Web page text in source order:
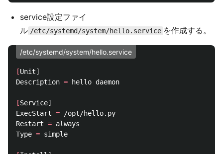
service設定ファイ
ル /etc/systemd/system/hello.service を作成する。
/etc/systemd/system/hello.service
[Unit]
Description = hello daemon
[Service]
ExecStart = /opt/hello.py
Restart = always
Type = simple